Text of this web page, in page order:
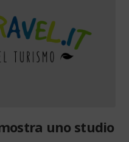
uno studio